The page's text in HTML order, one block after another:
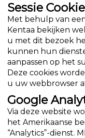
Sessie
Met behulp van
Kentaa bekijken
u met dit bezoek
kunnen hun
aanpassen op het
Deze cookies
u uw webbrowser
Google
Via deze website
het Amerikaanse
“Analytics”-dienst.